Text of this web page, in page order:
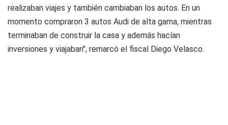
realizaban viajes y también cambiaban los autos. En un
momento compraron 3 autos Audi de alta gama, mientras
terminaban de construir la casa y además hacían
inversiones y viajaban", remarcó el fiscal Diego Velasco.